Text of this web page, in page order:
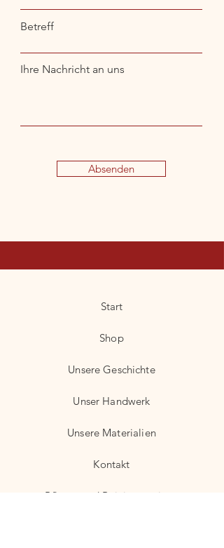
Betreff
Ihre Nachricht an uns
Absenden
Start
Shop
Unsere Geschichte
Unser Handwerk
Unsere Materialien
Kontakt
Pflege- und Reinigungstipps